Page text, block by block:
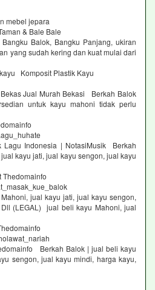
mebel jepara
& Bale Bale
Balok, Bangku Panjang, ukiran
yang sudah kering dan kuat mulai dari
Komposit Plastik Kayu
Jual Murah Bekasi Berkah Balok
untuk kayu mahoni tidak perlu
Lagu Indonesia | NotasiMusik Berkah
kayu jati, jual kayu sengon, jual kayu
Thedomainfo
jual kayu jati, jual kayu sengon,
(LEGAL) jual beli kayu Mahoni, jual
Berkah Balok | jual beli kayu
sengon, jual kayu mindi, harga kayu,